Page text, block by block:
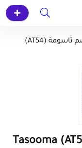
كود خصم تاسومة (AT54)
كود خصم تاسومة (AT54) Tasooma